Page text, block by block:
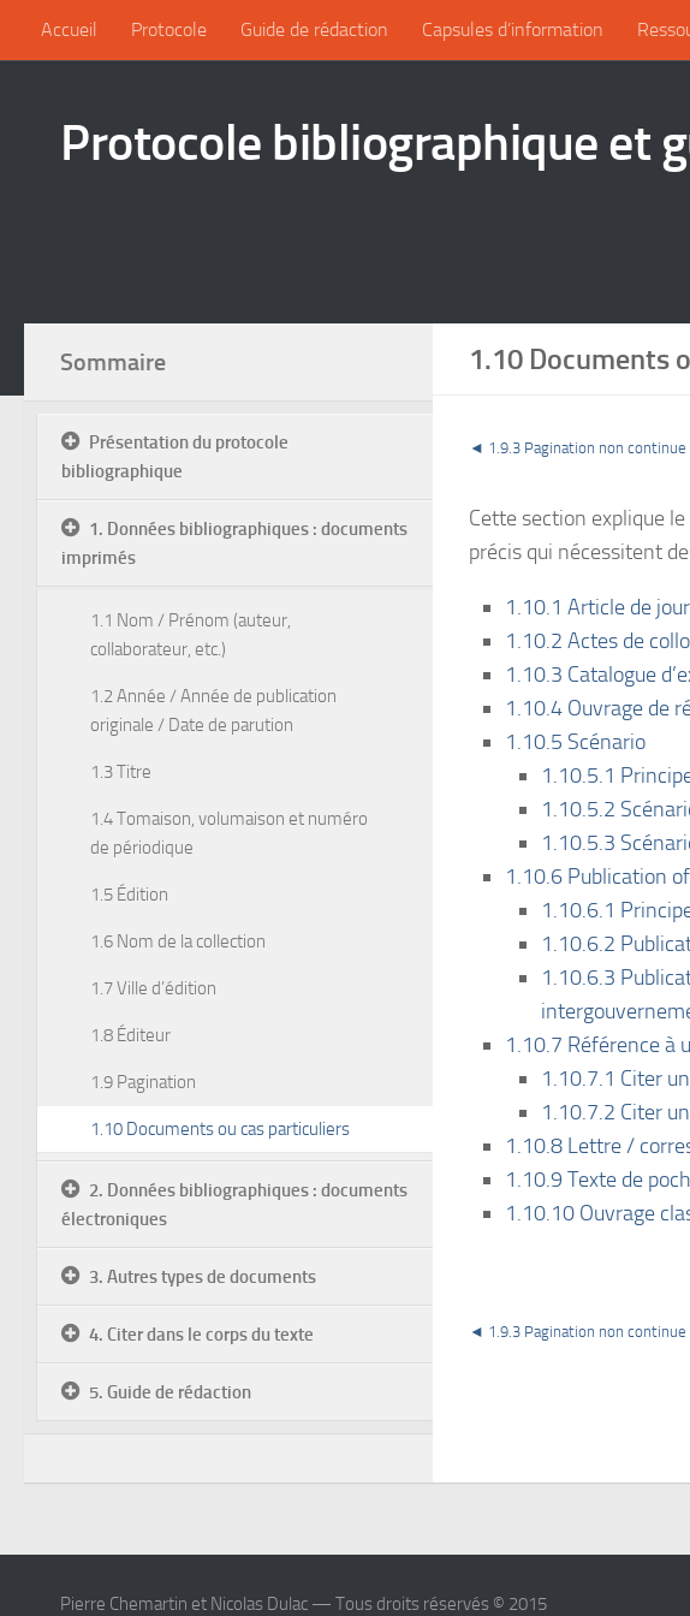
Accueil Protocole Guide de rédaction Capsules d’information
Protocole bibliographique et
1.10 Documents
◄ 1.9.3 Pagination non continue
Cette section explique
précis qui nécessitent
1.10.1 Article de
1.10.2 Actes de
1.10.3 Catalogue
1.10.4 Ouvrage de
1.10.5 Scénario
1.10.5.1
1.10.5.2
1.10.5.3
1.10.6 Publication
1.10.6.1
1.10.6.2
1.10.6.3
1.10.7 Référence à
1.10.7.1 Citer
1.10.7.2 Citer
1.10.8 Lettre /
1.10.9 Texte de
1.10.10 Ouvrage
◄ 1.9.3 Pagination non continue
Sommaire
Présentation du protocole
bibliographique
1. Données bibliographiques : documents
imprimés
1.1 Nom / Prénom (auteur,
collaborateur, etc.)
1.2 Année / Année de publication
originale / Date de parution
1.3 Titre
1.4 Tomaison, volumaison et numéro
de périodique
1.5 Édition
1.6 Nom de la collection
1.7 Ville d’édition
1.8 Éditeur
1.9 Pagination
1.10 Documents ou cas particuliers
2. Données bibliographiques : documents
électroniques
3. Autres types de documents
4. Citer dans le corps du texte
5. Guide de rédaction
Pierre Chemartin et Nicolas Dulac — Tous droits réservés © 2015